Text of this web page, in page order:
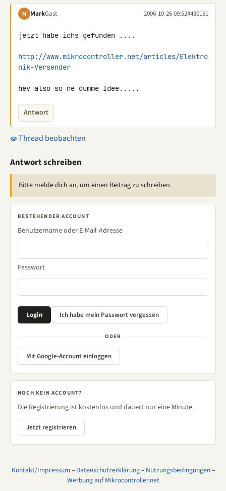
M MarkGast 2006-10-26 09:52#430151
jetzt habe ichs gefunden ....
http://www.mikrocontroller.net/articles/Elektro
nik-Versender
hey also so ne dumme Idee.....
Antwort
Thread beobachten
Antwort schreiben
Bitte melde dich an, um einen Beitrag zu schreiben.
BESTEHENDER ACCOUNT
Benutzername oder E-Mail-Adresse
Passwort
ODER
Mit Google-Account einloggen
NOCH KEIN ACCOUNT?
Die Registrierung ist kostenlos und dauert nur eine Minute.
Jetzt registrieren
Kontakt/Impressum– Datenschutzerklärung– Nutzungsbedingungen–
Werbung auf Mikrocontroller.net